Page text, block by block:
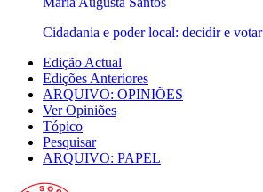
Cidadania e poder local: decidir e votar
Edição Actual
Edições Anteriores
ARQUIVO: OPINIÕES
Ver Opiniões
Tópico
Pesquisar
ARQUIVO: PAPEL